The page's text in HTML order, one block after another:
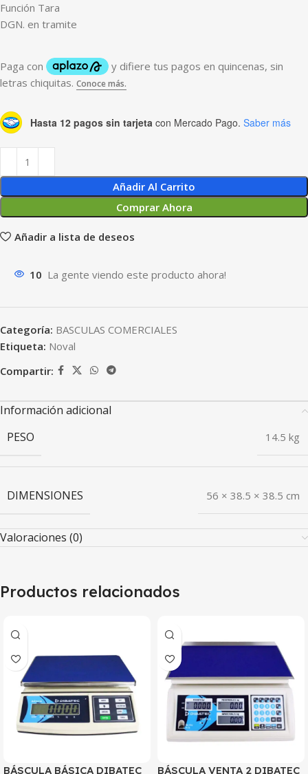
Función Tara
DGN. en tramite
Hasta 12 pagos sin tarjeta con Mercado Pago. Saber más
Añadir Al Carrito
Comprar Ahora
Añadir a lista de deseos
10 La gente viendo este producto ahora!
Categoría: BASCULAS COMERCIALES
Etiqueta: Noval
Compartir:
Información adicional
PESO
14.5 kg
DIMENSIONES 56 × 38.5 × 38.5 cm
Valoraciones (0)
Productos relacionados
BÁSCULA BÁSICA DIBATEC BÁSCULA VENTA 2 DIBATEC